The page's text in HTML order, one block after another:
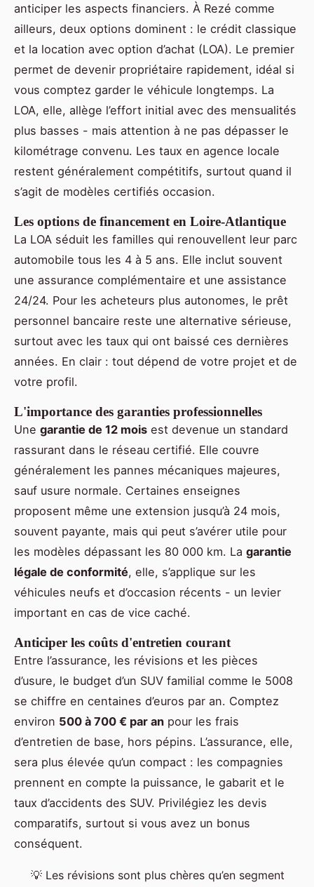
anticiper les aspects financiers. À Rezé comme
ailleurs, deux options dominent : le crédit classique
et la location avec option d’achat (LOA). Le premier
permet de devenir propriétaire rapidement, idéal si
vous comptez garder le véhicule longtemps. La
LOA, elle, allège l’effort initial avec des mensualités
plus basses - mais attention à ne pas dépasser le
kilométrage convenu. Les taux en agence locale
restent généralement compétitifs, surtout quand il
s’agit de modèles certifiés occasion.
Les options de financement en Loire-Atlantique
La LOA séduit les familles qui renouvellent leur parc
automobile tous les 4 à 5 ans. Elle inclut souvent
une assurance complémentaire et une assistance
24/24. Pour les acheteurs plus autonomes, le prêt
personnel bancaire reste une alternative sérieuse,
surtout avec les taux qui ont baissé ces dernières
années. En clair : tout dépend de votre projet et de
votre profil.
L'importance des garanties professionnelles
Une garantie de 12 mois est devenue un standard
rassurant dans le réseau certifié. Elle couvre
généralement les pannes mécaniques majeures,
sauf usure normale. Certaines enseignes
proposent même une extension jusqu’à 24 mois,
souvent payante, mais qui peut s’avérer utile pour
les modèles dépassant les 80 000 km. La garantie
légale de conformité, elle, s’applique sur les
véhicules neufs et d’occasion récents - un levier
important en cas de vice caché.
Anticiper les coûts d'entretien courant
Entre l’assurance, les révisions et les pièces
d’usure, le budget d’un SUV familial comme le 5008
se chiffre en centaines d’euros par an. Comptez
environ 500 à 700 € par an pour les frais
d’entretien de base, hors pépins. L’assurance, elle,
sera plus élevée qu’un compact : les compagnies
prennent en compte la puissance, le gabarit et le
taux d’accidents des SUV. Privilégiez les devis
comparatifs, surtout si vous avez un bonus
conséquent.
💡 Les révisions sont plus chères qu’en segment